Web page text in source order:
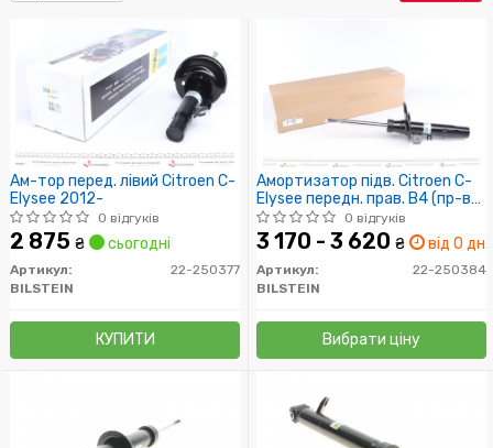
Ам-тор перед. лівий Citroen C-
Elysee 2012-
0 відгуків
2 875 ₴ сьогодні
Артикул:
22-250377
BILSTEIN
КУПИТИ
Амортизатор підв. Citroen C-
Elysee передн. прав. B4 (пр-во
Bilstein)
0 відгуків
3 170 - 3 620 ₴ від 0 дн.
Артикул:
22-250384
BILSTEIN
Вибрати ціну